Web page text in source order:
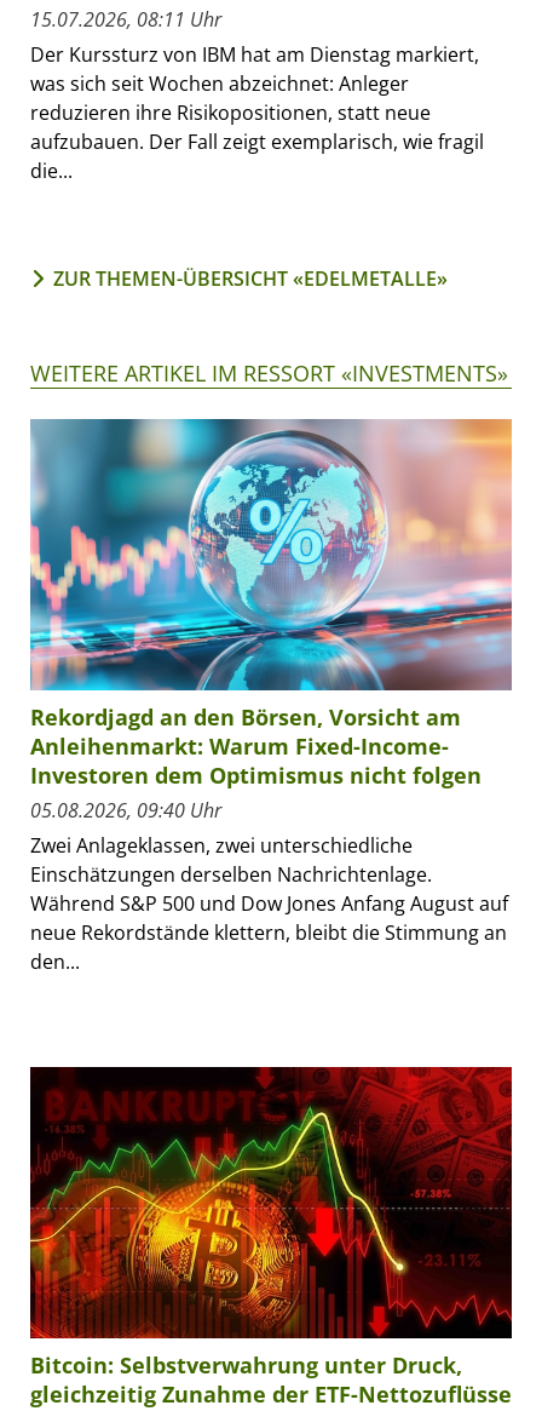
15.07.2026, 08:11 Uhr
Der Kurssturz von IBM hat am Dienstag markiert,
was sich seit Wochen abzeichnet: Anleger
reduzieren ihre Risikopositionen, statt neue
aufzubauen. Der Fall zeigt exemplarisch, wie fragil
die...
ZUR THEMEN-ÜBERSICHT «EDELMETALLE»
WEITERE ARTIKEL IM RESSORT «INVESTMENTS»
Rekordjagd an den Börsen, Vorsicht am
Anleihenmarkt: Warum Fixed-Income-
Investoren dem Optimismus nicht folgen
05.08.2026, 09:40 Uhr
Zwei Anlageklassen, zwei unterschiedliche
Einschätzungen derselben Nachrichtenlage.
Während S&P 500 und Dow Jones Anfang August auf
neue Rekordstände klettern, bleibt die Stimmung an
den...
Bitcoin: Selbstverwahrung unter Druck,
gleichzeitig Zunahme der ETF-Nettozuflüsse